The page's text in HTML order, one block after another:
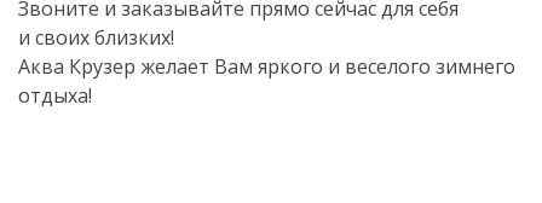
Звоните и заказывайте прямо сейчас для себя
и своих близких!
Аква Крузер желает Вам яркого и веселого зимнего
отдыха!